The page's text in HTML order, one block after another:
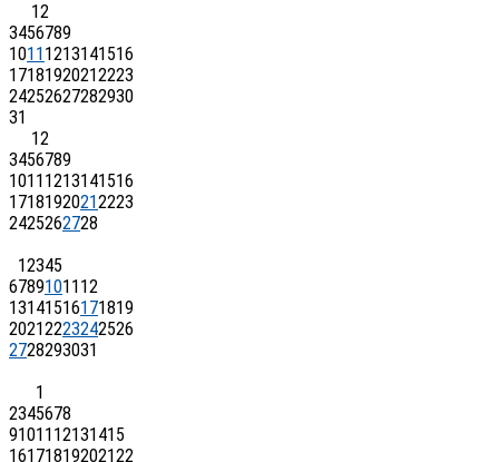
12
3456789
1011 1213141516
17181920212223
24252627282930
31
12
3456789
1011 1213141516
17181920212223
2425262728
12345
67891011 12
13141516171819
20212223242526
2728293031
1
2345678
91011 12131415
16171819202122